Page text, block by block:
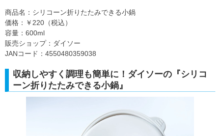
商品名：シリコーン折りたたみできる小鍋
価格：￥220（税込）
容量：600ml
販売ショップ：ダイソー
JANコード：4550480359038
収納しやすく調理も簡単に！ダイソーの『シリコ
ーン折りたたみできる小鍋』